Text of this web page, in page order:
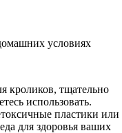
условиях
кроликов, тщательно
использовать.
пластики или
для здоровья ваших